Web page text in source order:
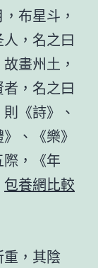
布星斗，
，名之曰
畫州土，
，名之曰
《詩》、
、《樂》
，《年
包養網比較
，其陰